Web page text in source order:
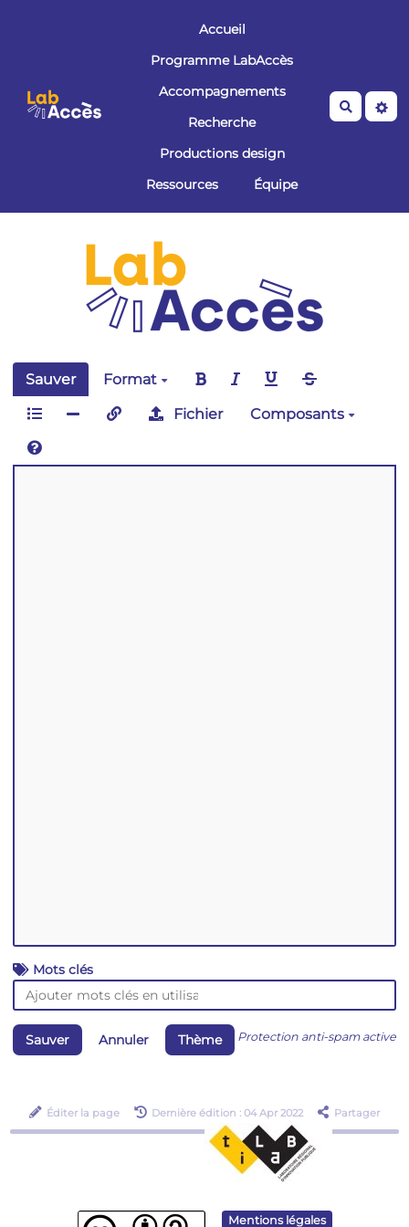
Accueil
Programme LabAccès
Accompagnements
Recherche
Productions design
Ressources
Équipe
Sauver
Format
Fichier
Composants
Mots clés
Sauver Annuler Thème Protection anti-spam active
Éditer la page Dernière édition : 04 Apr 2022 Partager
Mentions légales